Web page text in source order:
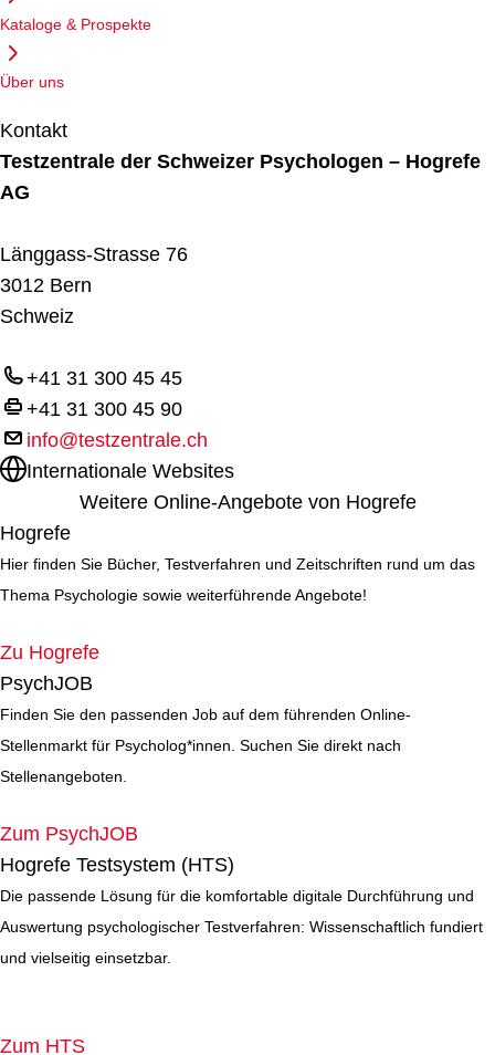
Kataloge & Prospekte
Über uns
Kontakt
Testzentrale der Schweizer Psychologen – Hogrefe
AG
Länggass-Strasse 76
3012 Bern
Schweiz
+41 31 300 45 45
+41 31 300 45 90
info@testzentrale.ch
Internationale Websites
Weitere Online-Angebote von Hogrefe
Hogrefe
Hier finden Sie Bücher, Testverfahren und Zeitschriften rund um das
Thema Psychologie sowie weiterführende Angebote!
Zu Hogrefe
PsychJOB
Finden Sie den passenden Job auf dem führenden Online-
Stellenmarkt für Psycholog*innen. Suchen Sie direkt nach
Stellenangeboten.
Zum PsychJOB
Hogrefe Testsystem (HTS)
Die passende Lösung für die komfortable digitale Durchführung und
Auswertung psychologischer Testverfahren: Wissenschaftlich fundiert
und vielseitig einsetzbar.
Zum HTS